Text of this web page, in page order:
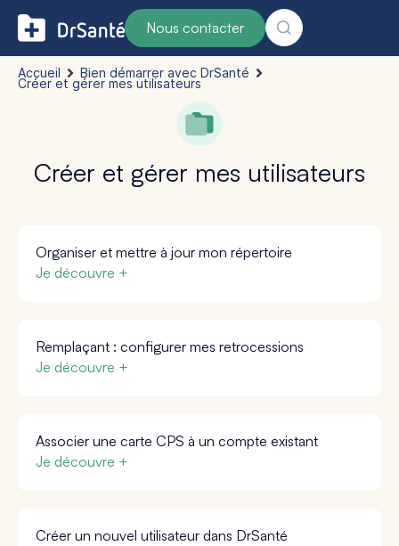
Nous contacter
Accueil Bien démarrer avec DrSanté
Créer et gérer mes utilisateurs
Créer et gérer mes utilisateurs
Organiser et mettre à jour mon répertoire
Je découvre +
Remplaçant : configurer mes retrocessions
Je découvre +
Associer une carte CPS à un compte existant
Je découvre +
Créer un nouvel utilisateur dans DrSanté